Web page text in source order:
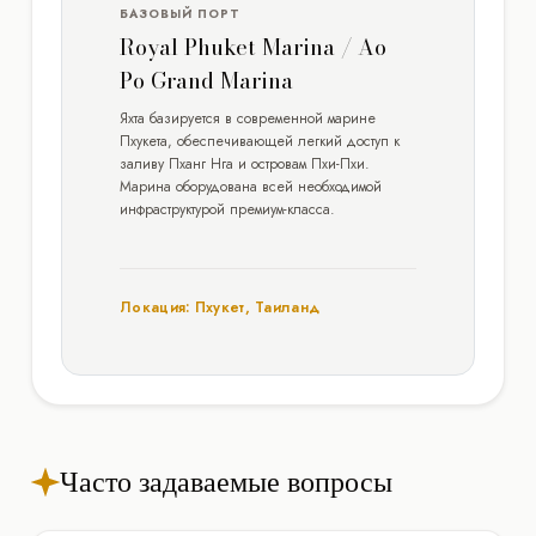
БАЗОВЫЙ ПОРТ
Royal Phuket Marina / Ao
Po Grand Marina
Яхта базируется в современной марине
Пхукета, обеспечивающей легкий доступ к
заливу Пханг Нга и островам Пхи-Пхи.
Марина оборудована всей необходимой
инфраструктурой премиум-класса.
Локация: Пхукет, Таиланд
Часто задаваемые вопросы